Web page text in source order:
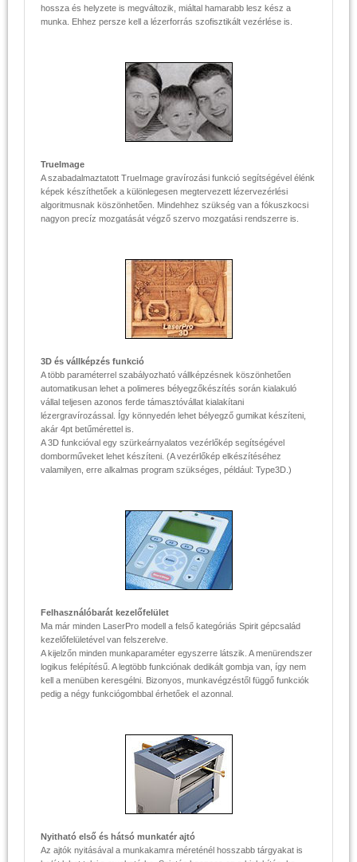
hossza és helyzete is megváltozik, miáltal hamarabb lesz kész a
munka. Ehhez persze kell a lézerforrás szofisztikált vezérlése is.
TrueImage
A szabadalmaztatott TrueImage gravírozási funkció segítségével élénk
képek készíthetőek a különlegesen megtervezett lézervezérlési
algoritmusnak köszönhetően. Mindehhez szükség van a fókuszkocsi
nagyon precíz mozgatását végző szervo mozgatási rendszerre is.
3D és vállképzés funkció
A több paraméterrel szabályozható vállképzésnek köszönhetően
automatikusan lehet a polimeres bélyegzőkészítés során kialakuló
vállal teljesen azonos ferde támasztóvállat kialakítani
lézergravírozással. Így könnyedén lehet bélyegző gumikat készíteni,
akár 4pt betűmérettel is.
A 3D funkcióval egy szürkeárnyalatos vezérlőkép segítségével
domborműveket lehet készíteni. (A vezérlőkép elkészítéséhez
valamilyen, erre alkalmas program szükséges, például: Type3D.)
Felhasználóbarát kezelőfelület
Ma már minden LaserPro modell a felső kategóriás Spirit gépcsalád
kezelőfelületével van felszerelve.
A kijelzőn minden munkaparaméter egyszerre látszik. A menürendszer
logikus felépítésű. A legtöbb funkciónak dedikált gombja van, így nem
kell a menüben keresgélni. Bizonyos, munkavégzéstől függő funkciók
pedig a négy funkciógombbal érhetőek el azonnal.
Nyitható első és hátsó munkatér ajtó
Az ajtók nyitásával a munkakamra méreténél hosszabb tárgyakat is